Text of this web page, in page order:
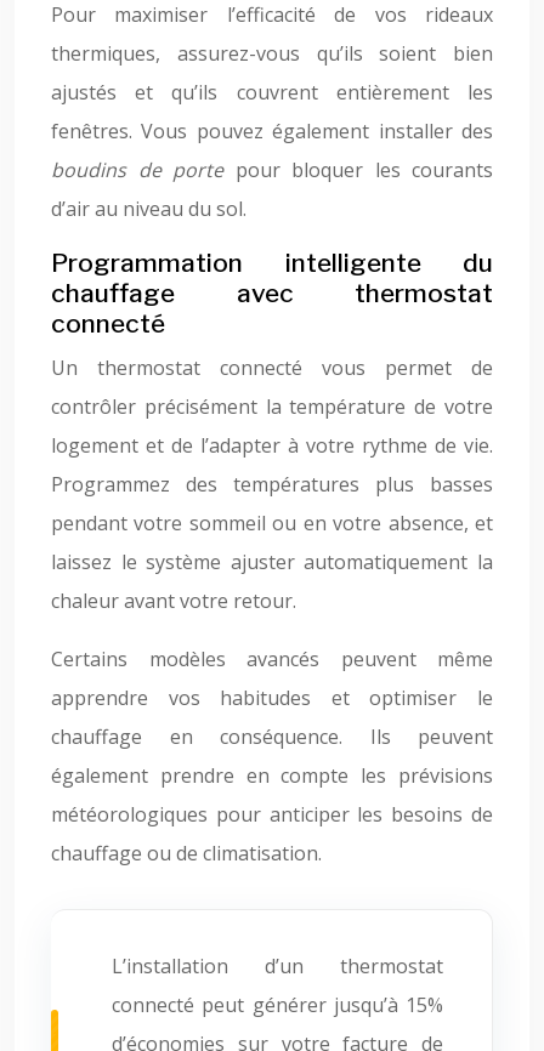
Pour maximiser l’efficacité de vos rideaux
thermiques, assurez-vous qu’ils soient bien
ajustés et qu’ils couvrent entièrement les
fenêtres. Vous pouvez également installer des
boudins de porte pour bloquer les courants
d’air au niveau du sol.
Programmation intelligente du
chauffage avec thermostat
connecté
Un thermostat connecté vous permet de
contrôler précisément la température de votre
logement et de l’adapter à votre rythme de vie.
Programmez des températures plus basses
pendant votre sommeil ou en votre absence, et
laissez le système ajuster automatiquement la
chaleur avant votre retour.
Certains modèles avancés peuvent même
apprendre vos habitudes et optimiser le
chauffage en conséquence. Ils peuvent
également prendre en compte les prévisions
météorologiques pour anticiper les besoins de
chauffage ou de climatisation.
L’installation d’un thermostat
connecté peut générer jusqu’à 15%
d’économies sur votre facture de